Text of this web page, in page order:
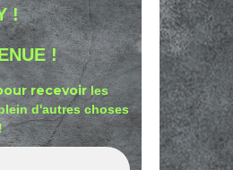
!
!
recevoirles
d'autres choses